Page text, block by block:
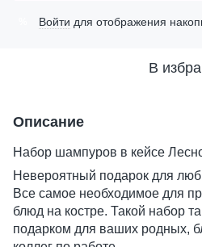
Войти для отображения
В
Описание
Набор шампуров в кейсе
Невероятный подарок для
Все самое необходимое для
блюд на костре. Такой набор
подарком для ваших родных,